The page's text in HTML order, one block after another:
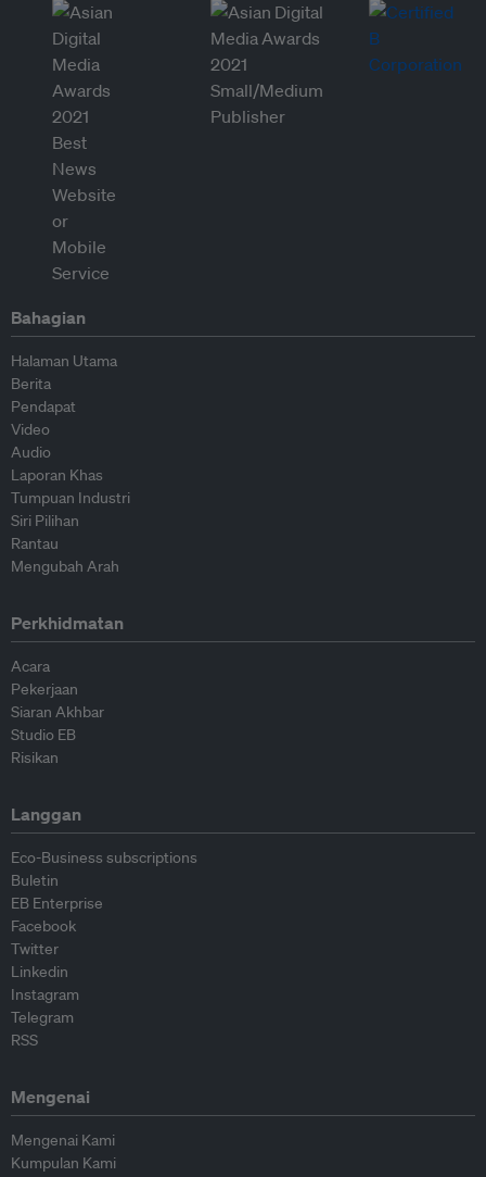
Bahagian
Halaman Utama
Berita
Pendapat
Video
Audio
Laporan Khas
Tumpuan Industri
Siri Pilihan
Rantau
Mengubah Arah
Perkhidmatan
Acara
Pekerjaan
Siaran Akhbar
Studio EB
Risikan
Langgan
Eco-Business subscriptions
Buletin
EB Enterprise
Facebook
Twitter
Linkedin
Instagram
Telegram
RSS
Mengenai
Mengenai Kami
Kumpulan Kami